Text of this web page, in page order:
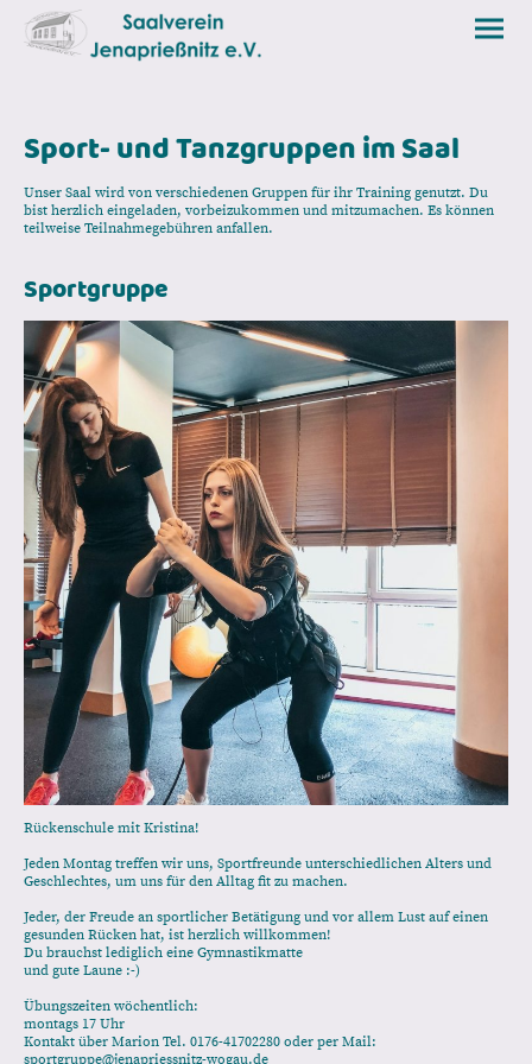
Sport- und Tanzgruppen im Saal
Unser Saal wird von verschiedenen Gruppen für ihr Training genutzt. Du
bist herzlich eingeladen, vorbeizukommen und mitzumachen. Es können
teilweise Teilnahmegebühren anfallen.
Sportgruppe
Rückenschule mit Kristina!
Jeden Montag treffen wir uns, Sportfreunde unterschiedlichen Alters und
Geschlechtes, um uns für den Alltag fit zu machen.
Jeder, der Freude an sportlicher Betätigung und vor allem Lust auf einen
gesunden Rücken hat, ist herzlich willkommen!
Du brauchst lediglich eine Gymnastikmatte
und gute Laune :-)
Übungszeiten wöchentlich:
montags 17 Uhr
Kontakt über Marion Tel. 0176-41702280 oder per Mail:
sportgruppe@jenapriessnitz-wogau.de